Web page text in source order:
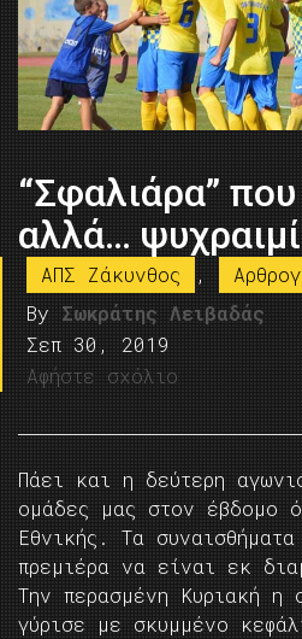
“Σφαλιάρα”
αλλά…
ΑΠΣ Ζάκυνθος ,
By Σωκράτης Λειβαδάς
Σεπ 30, 2019
Αφήστε σχόλιο
Πάει και η δεύτερη
ομάδες μας στον έβδομο
Εθνικής. Τα
πρεμιέρα να είναι εκ
Την περασμένη Κυριακή η
γύρισε με σκυμμένο